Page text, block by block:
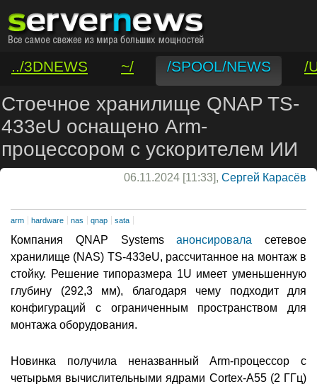
../3DNEWS ~/ /SPOOL/NEWS
/
/VAR/CONTACT
Стоечное хранилище QNAP TS-
433eU оснащено Arm-
процессором с ускорителем ИИ
06.11.2024 [11:33], Сергей Карасёв
arm hardware nas qnap sata
Компания QNAP Systemsанонсировала сетевое
хранилище (NAS) TS-433eU, рассчитанное на монтаж в
стойку. Решение типоразмера 1U имеет уменьшенную
глубину (292,3 мм), благодаря чему подходит для
конфигураций с ограниченным пространством для
монтажа оборудования.
Новинка получила неназванный Arm-процессор с
четырьмя вычислительными ядрами Cortex-A55 (2 ГГц)